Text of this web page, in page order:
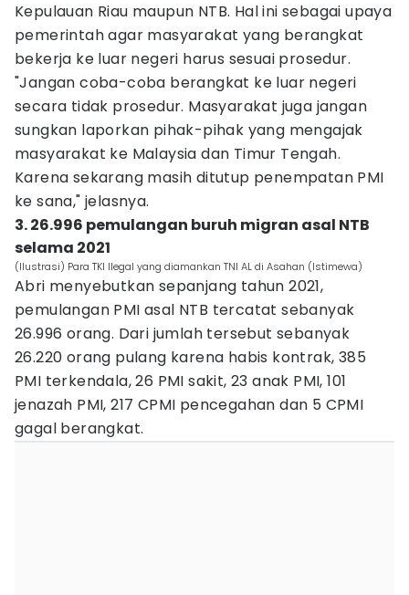
Kepulauan Riau maupun NTB. Hal ini sebagai upaya
pemerintah agar masyarakat yang berangkat
bekerja ke luar negeri harus sesuai prosedur.
"Jangan coba-coba berangkat ke luar negeri
secara tidak prosedur. Masyarakat juga jangan
sungkan laporkan pihak-pihak yang mengajak
masyarakat ke Malaysia dan Timur Tengah.
Karena sekarang masih ditutup penempatan PMI
ke sana," jelasnya.
3. 26.996 pemulangan buruh migran asal NTB
selama 2021
(Ilustrasi) Para TKI Ilegal yang diamankan TNI AL di Asahan (Istimewa)
Abri menyebutkan sepanjang tahun 2021,
pemulangan PMI asal NTB tercatat sebanyak
26.996 orang. Dari jumlah tersebut sebanyak
26.220 orang pulang karena habis kontrak, 385
PMI terkendala, 26 PMI sakit, 23 anak PMI, 101
jenazah PMI, 217 CPMI pencegahan dan 5 CPMI
gagal berangkat.